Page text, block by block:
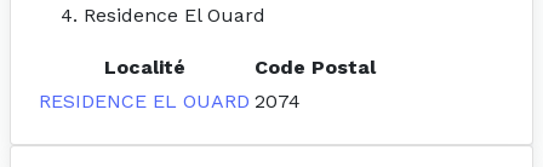
Residence El Ouard
Localité
Code Postal
RESIDENCE EL OUARD 2074